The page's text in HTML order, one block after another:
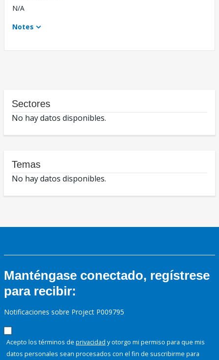
N/A
Notes
Sectores
No hay datos disponibles.
Temas
No hay datos disponibles.
Manténgase conectado, regístrese
para recibir:
Notificaciones sobre Project P009795
Acepto los términos de privacidad y otorgo mi permiso para que mis
datos personales sean procesados con el fin de suscribirme para